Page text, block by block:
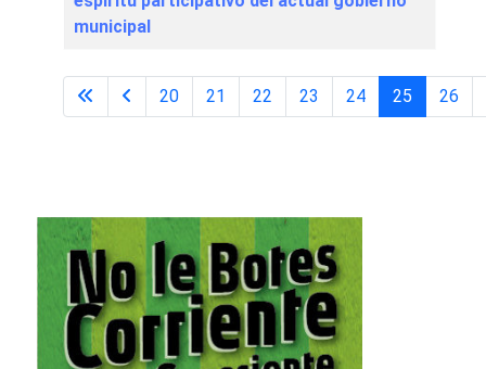
municipal
Página 25 de 32
20 21 22 23 24 25 26